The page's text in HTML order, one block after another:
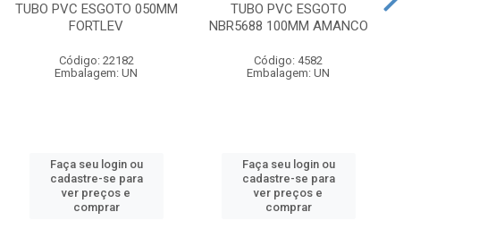
TUBO PVC ESGOTO 050MM
FORTLEV
Código: 22182
Embalagem: UN
Faça seu login ou
cadastre-se para
ver preços e
comprar
TUBO PVC ESGOTO
NBR5688 100MM AMANCO
Código: 4582
Embalagem: UN
Faça seu login ou
cadastre-se para
ver preços e
comprar